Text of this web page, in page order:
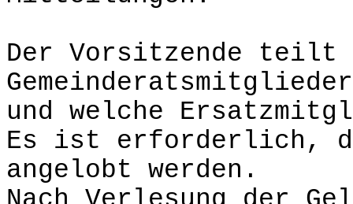
Der Vorsitzende teilt
und welche
Es ist erforderlich,
angelobt werden.